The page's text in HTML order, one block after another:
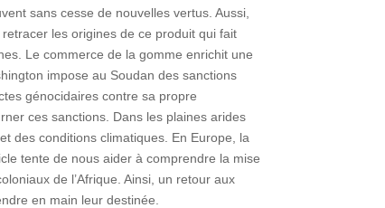
sans cesse de nouvelles vertus. Aussi,
les origines de ce produit qui fait
Le commerce de la gomme enrichit une
impose au Soudan des sanctions
génocidaires contre sa propre
ces sanctions. Dans les plaines arides
des conditions climatiques. En Europe, la
tente de nous aider à comprendre la mise
de l’Afrique. Ainsi, un retour aux
en main leur destinée.